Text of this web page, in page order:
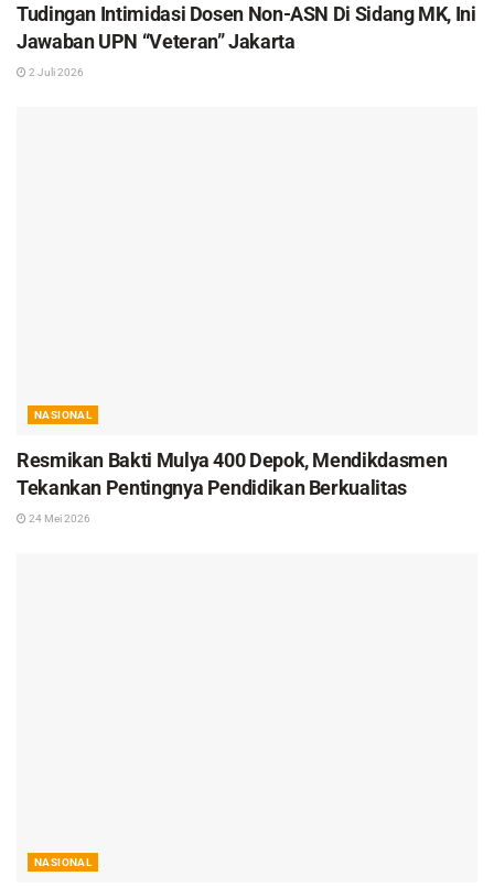
Tudingan Intimidasi Dosen Non-ASN Di Sidang MK, Ini
Jawaban UPN “Veteran” Jakarta
2 Juli 2026
NASIONAL
Resmikan Bakti Mulya 400 Depok, Mendikdasmen
Tekankan Pentingnya Pendidikan Berkualitas
24 Mei 2026
NASIONAL